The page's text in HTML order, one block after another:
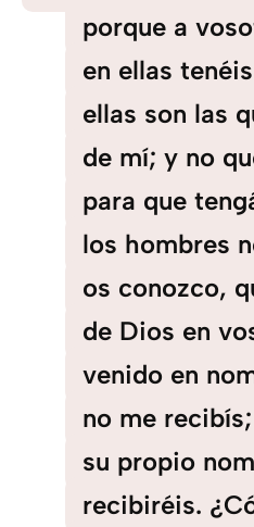
porque a
en ellas
ellas son las
de mí; y no
para que
los hombres
os conozco,
de Dios en
venido en
no me
su propio
recibiréis.